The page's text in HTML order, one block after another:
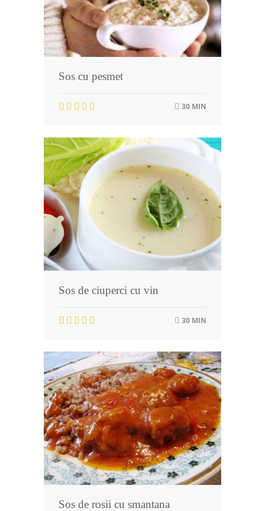
Sos cu pesmet
30 MIN
Sos de ciuperci cu vin
30 MIN
Sos de rosii cu smantana